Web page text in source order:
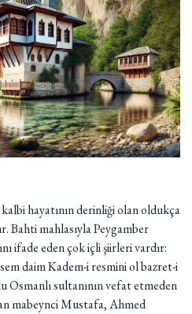
hayatının derinliği olan oldukça
Bahti mahlasıyla Peygamber
ifade eden çok içli şiirleri vardır:
daim Kadem-i resmini ol bazret-i
Osmanlı sultanının vefat etmeden
mabeynci Mustafa, Ahmed